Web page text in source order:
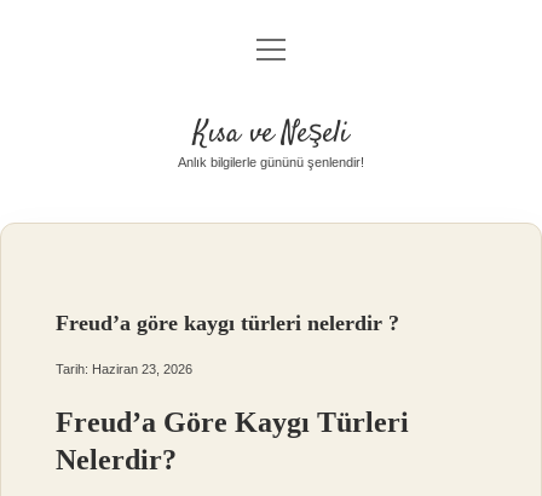
Anasayfa
Yasal Uyarı
menüyü
aç
Kısa ve Neşeli
Anlık bilgilerle gününü şenlendir!
Freud’a göre kaygı türleri nelerdir ?
Tarih: Haziran 23, 2026
Freud’a Göre Kaygı Türleri
Nelerdir?